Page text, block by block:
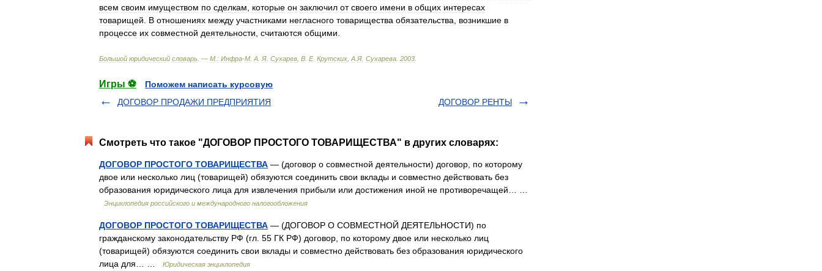
всем своим имуществом по сделкам которые он заключил от своего имени в общих интересах
товарищей
В отношениях между участниками негласного товарищества обязательства возникшие в
процессе их совместной деятельности считаются общими
Большой юридический словарь . — М : Инфра-М А Я Сухарев В Е. Крутских А Я Сухарева 2003
Игры ⚽
Поможем написать курсовую
ДОГОВОР ПРОДАЖИ ПРЕДПРИЯТИЯ
ДОГОВОР РЕНТЫ
Смотреть что такое "ДОГОВОР ПРОСТОГО ТОВАРИЩЕСТВА" в других словарях:
ДОГОВОР ПРОСТОГО ТОВАРИЩЕСТВА — (договор о совместной деятельности) договор, по которому
двое или несколько лиц (товарищей) обязуются соединить свои вклады и совместно действовать без
образования юридического лица для извлечения прибыли или достижения иной не противоречащей… …
Энциклопедия российского и международного налогообложения
ДОГОВОР ПРОСТОГО ТОВАРИЩЕСТВА — (ДОГОВОР О СОВМЕСТНОЙ ДЕЯТЕЛЬНОСТИ) по
гражданскому законодательству РФ (гл. 55 ГК РФ) договор, по которому двое или несколько лиц
(товарищей) обязуются соединить свои вклады и совместно действовать без образования юридического
лица для… …
Юридическая энциклопедия